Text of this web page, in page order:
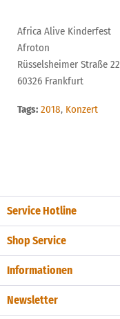
Africa Alive Kinderfest
Afroton
Rüsselsheimer Straße 22
60326 Frankfurt
Tags: 2018, Konzert
Service Hotline
Shop Service
Informationen
Newsletter